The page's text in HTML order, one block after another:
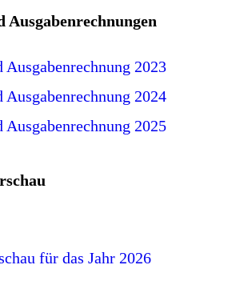
Ausgabenrechnungen
Ausgabenrechnung 2023
Ausgabenrechnung 2024
Ausgabenrechnung 2025
für das Jahr 2026